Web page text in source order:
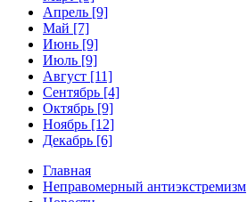
Апрель [9]
Май [7]
Июнь [9]
Июль [9]
Август [11]
Сентябрь [4]
Октябрь [9]
Ноябрь [12]
Декабрь [6]
Главная
Неправомерный антиэкстремизм